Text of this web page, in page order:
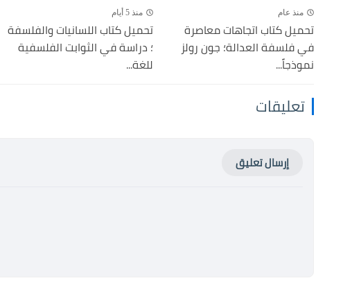
منذ عام
تحميل كتاب اتجاهات معاصرة
في فلسفة العدالة؛ جون رولز
نموذجاً...
منذ 5 أيام
تحميل كتاب اللسانيات والفلسفة
؛ دراسة في الثوابت الفلسفية
للغة...
تعليقات
إرسال تعليق